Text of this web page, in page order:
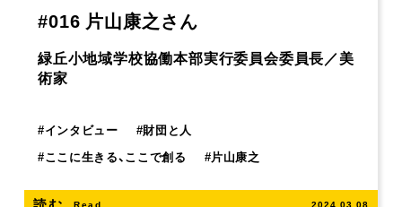
#016 片山康之さん
緑丘小地域学校協働本部実行委員会委員長／美
術家
#インタビュー #財団と人
#ここに生きる、ここで創る #片山康之
Read 2024.03.08